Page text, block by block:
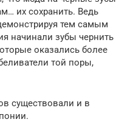
их сохранить. Ведь
тем самым
начинали зубы чернить
оказались более
той поры,
существовали и в